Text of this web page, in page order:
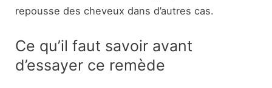
repousse des cheveux dans d’autres cas.
Ce qu’il faut savoir avant
d’essayer ce remède